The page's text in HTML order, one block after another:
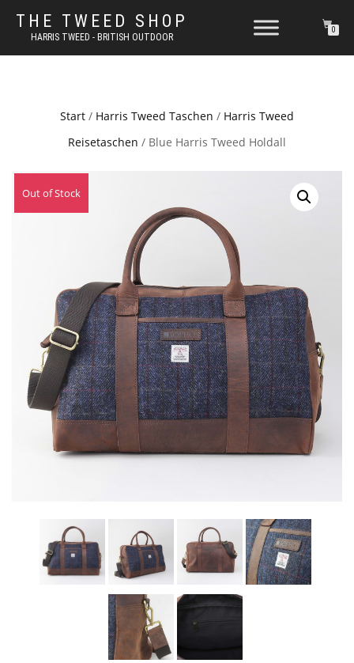
THE TWEED SHOP
HARRIS TWEED - BRITISH OUTDOOR
0
Start / Harris Tweed Taschen / Harris Tweed
Reisetaschen / Blue Harris Tweed Holdall
Out of Stock